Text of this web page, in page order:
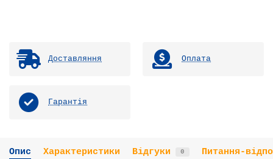
Доставляння Оплата
Гарантія
Опис Характеристики Відгуки 0 Питання-